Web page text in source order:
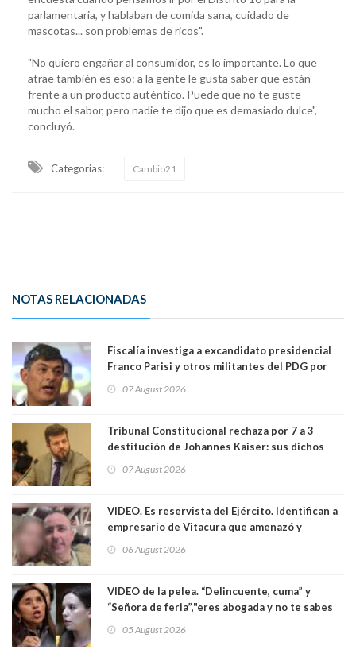
parlamentaria, y hablaban de comida sana, cuidado de
mascotas... son problemas de ricos".
"No quiero engañar al consumidor, es lo importante. Lo que
atrae también es eso: a la gente le gusta saber que están
frente a un producto auténtico. Puede que no te guste
mucho el sabor, pero nadie te dijo que es demasiado dulce",
concluyó.
Categorias: Cambio21
NOTAS RELACIONADAS
Fiscalía investiga a excandidato presidencial
Franco Parisi y otros militantes del PDG por
07 August 2026
Tribunal Constitucional rechaza por 7 a 3
destitución de Johannes Kaiser: sus dichos
justicia constitucional porque no es diputado
07 August 2026
VIDEO. Es reservista del Ejército. Identifican a
empresario de Vitacura que amenazó y
al "ring raja". Se trata de Andrés Arrieta y la
06 August 2026
VIDEO de la pelea. “Delincuente, cuma” y
“Señora de feria”,"eres abogada y no te sabes
senadoras Camila Flores y Fabiola Campillai en
05 August 2026